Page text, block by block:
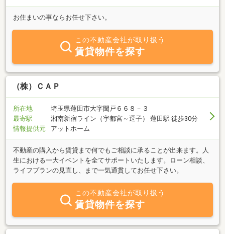
お住まいの事ならお任せ下さい。
この不動産会社が取り扱う
賃貸物件を探す
（株）ＣＡＰ
所在地
埼玉県蓮田市大字閏戸６６８－３
最寄駅
湘南新宿ライン（宇都宮～逗子） 蓮田駅 徒歩30分
情報提供元
アットホーム
不動産の購入から賃貸まで何でもご相談に承ることが出来ます。人
生における一大イベントを全てサポートいたします。ローン相談、
ライフプランの見直し、まで一気通貫してお任せ下さい。
この不動産会社が取り扱う
賃貸物件を探す